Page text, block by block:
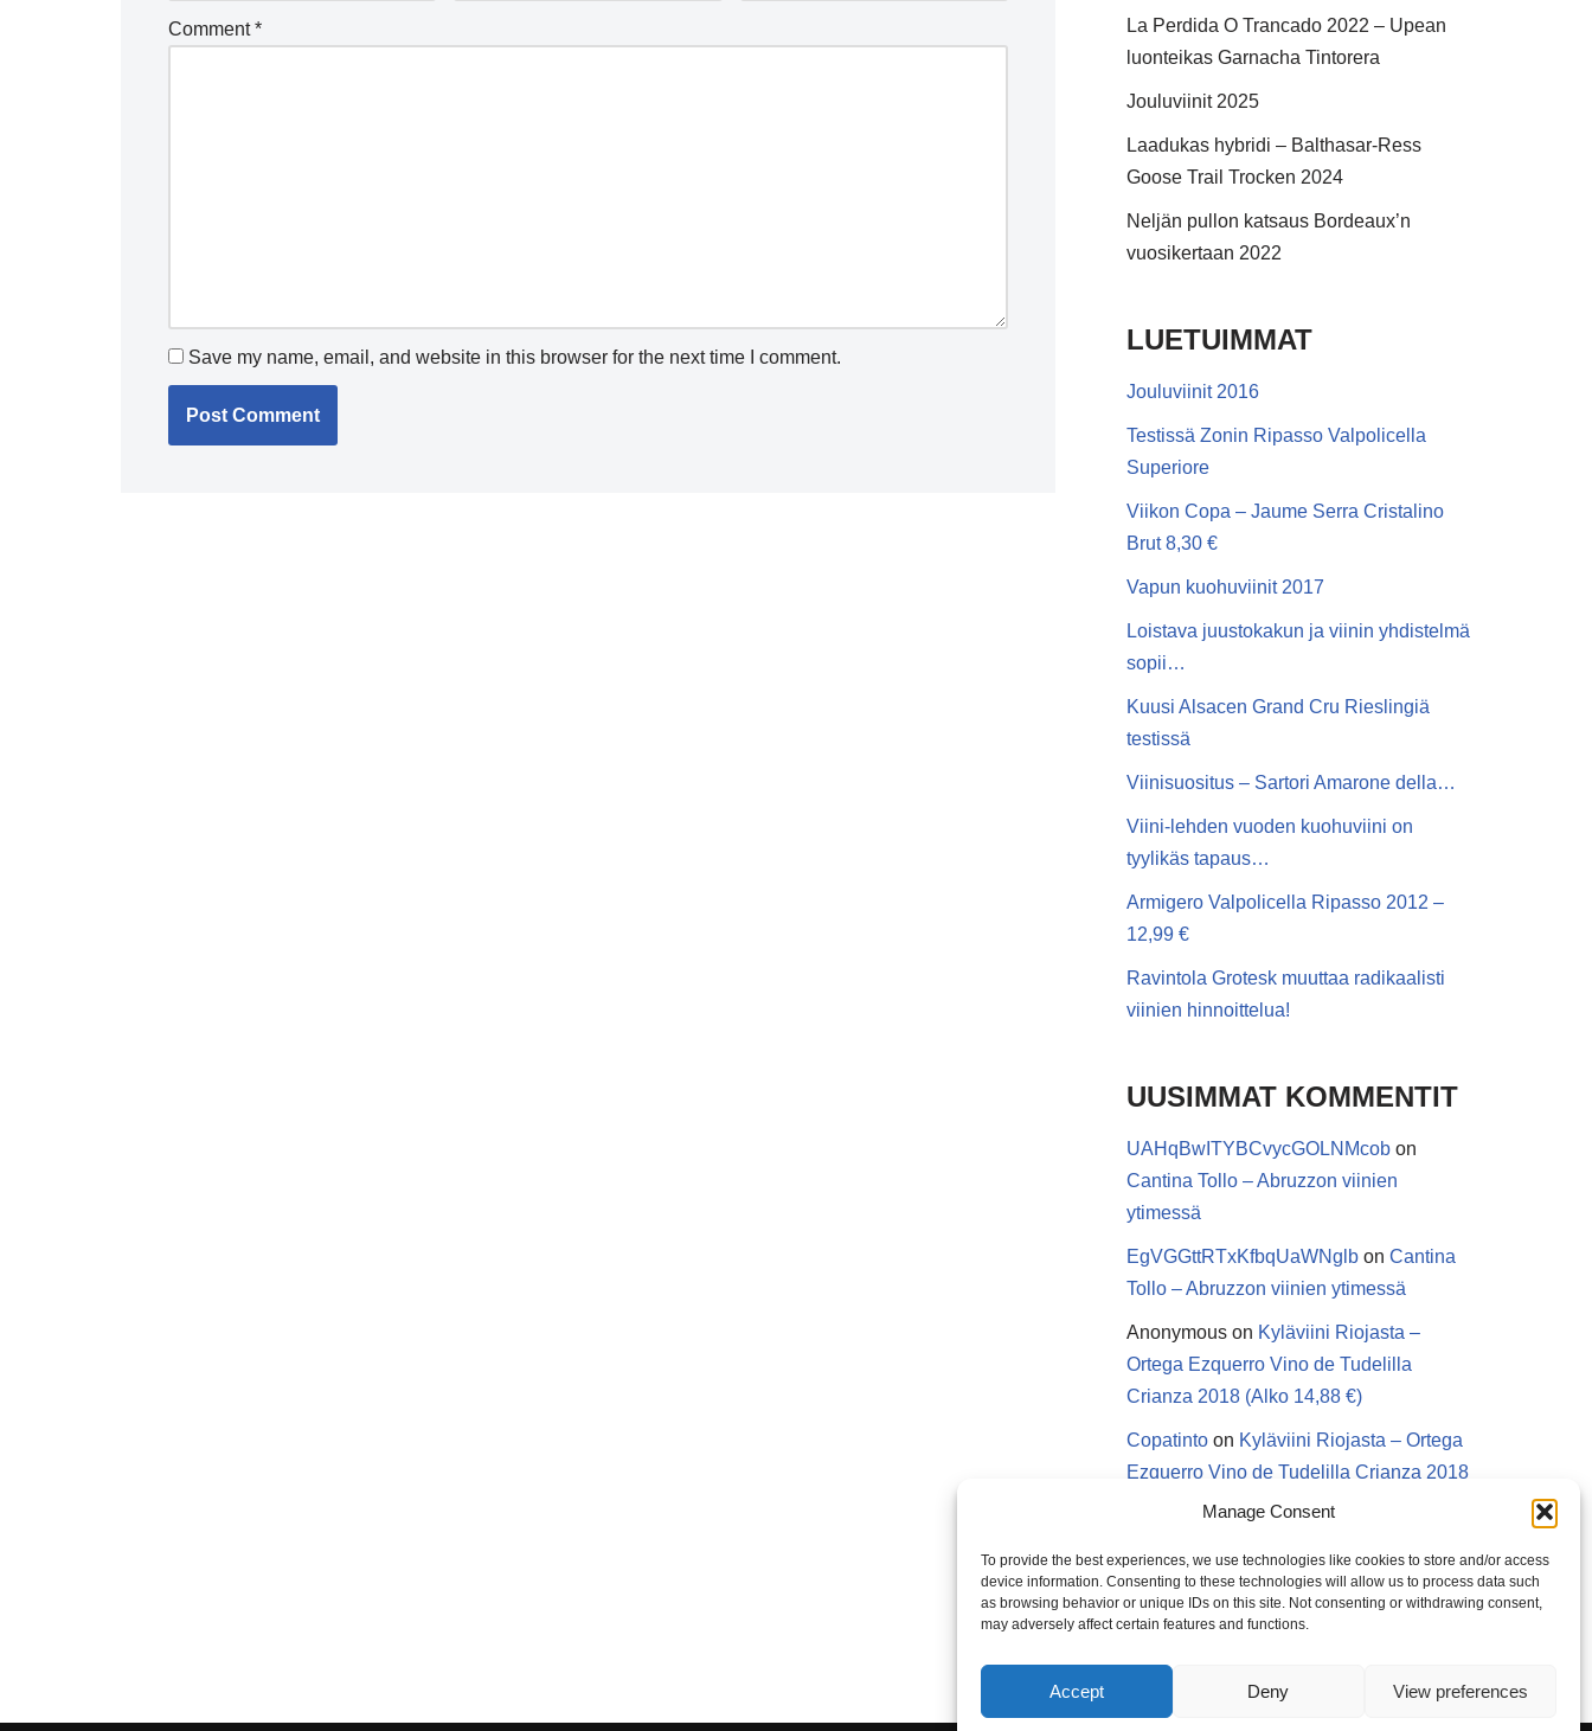
Manage Consent
To provide the best experiences, we use technologies like cookies to store and/or access
device information. Consenting to these technologies will allow us to process data such
as browsing behavior or unique IDs on this site. Not consenting or withdrawing consent,
may adversely affect certain features and functions.
Accept Deny View preferences
Comment*
Save my name, email, and website in this browser for the next time I comment.
La Perdida O Trancado 2022 – Upean
luonteikas Garnacha Tintorera
Jouluviinit 2025
Laadukas hybridi – Balthasar-Ress
Goose Trail Trocken 2024
Neljän pullon katsaus Bordeaux’n
vuosikertaan 2022
LUETUIMMAT
Jouluviinit 2016
Testissä Zonin Ripasso Valpolicella
Superiore
Viikon Copa – Jaume Serra Cristalino
Brut 8,30 €
Vapun kuohuviinit 2017
Loistava juustokakun ja viinin yhdistelmä
sopii…
Kuusi Alsacen Grand Cru Rieslingiä
testissä
Viinisuositus – Sartori Amarone della…
Viini-lehden vuoden kuohuviini on
tyylikäs tapaus…
Armigero Valpolicella Ripasso 2012 –
12,99 €
Ravintola Grotesk muuttaa radikaalisti
viinien hinnoittelua!
UUSIMMAT KOMMENTIT
UAHqBwITYBCvycGOLNMcob on
Cantina Tollo – Abruzzon viinien
ytimessä
EgVGGttRTxKfbqUaWNglb on Cantina
Tollo – Abruzzon viinien ytimessä
Anonymous on Kyläviini Riojasta –
Ortega Ezquerro Vino de Tudelilla
Crianza 2018 (Alko 14,88 €)
Copatinto on Kyläviini Riojasta – Ortega
Ezquerro Vino de Tudelilla Crianza 2018
(Alko 14,88 €)
Riojasta – Ortega Ezquerro Vino de
Tudelilla Crianza 2018 (Alko 14,88 €)